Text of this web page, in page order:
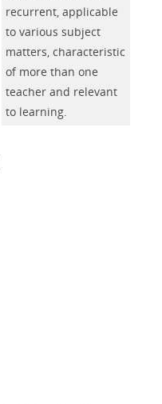
recurrent, applicable
to various subject
matters, characteristic
of more than one
teacher and relevant
to learning.